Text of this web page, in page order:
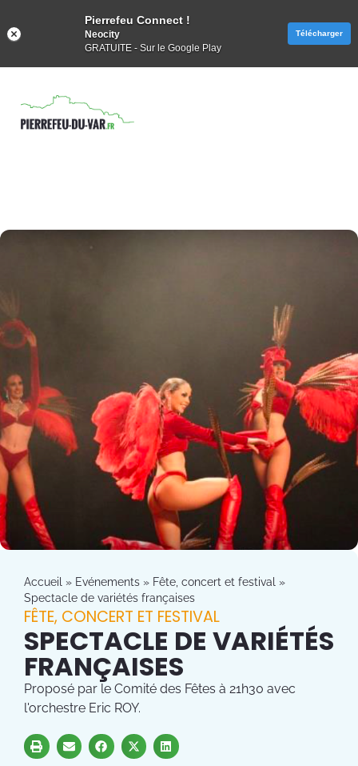
Accueil » Evénements » Fête, concert et festival
»
Spectacle de variétés françaises
FÊTE, CONCERT ET FESTIVAL
SPECTACLE DE VARIÉTÉS
FRANÇAISES
Proposé par le Comité des Fêtes à 21h30 avec
l'orchestre Eric ROY.
Pierrefeu Connect !
Neocity
GRATUITE - Sur le Google Play
Télécharger